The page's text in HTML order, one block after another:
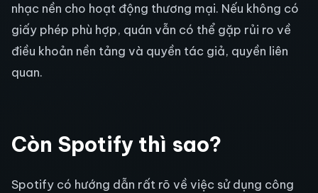
nhạc nền cho hoạt động thương mại. Nếu không có
giấy phép phù hợp, quán vẫn có thể gặp rủi ro về
điều khoản nền tảng và quyền tác giả, quyền liên
quan.
Còn Spotify thì sao?
Spotify có hướng dẫn rất rõ về việc sử dụng công